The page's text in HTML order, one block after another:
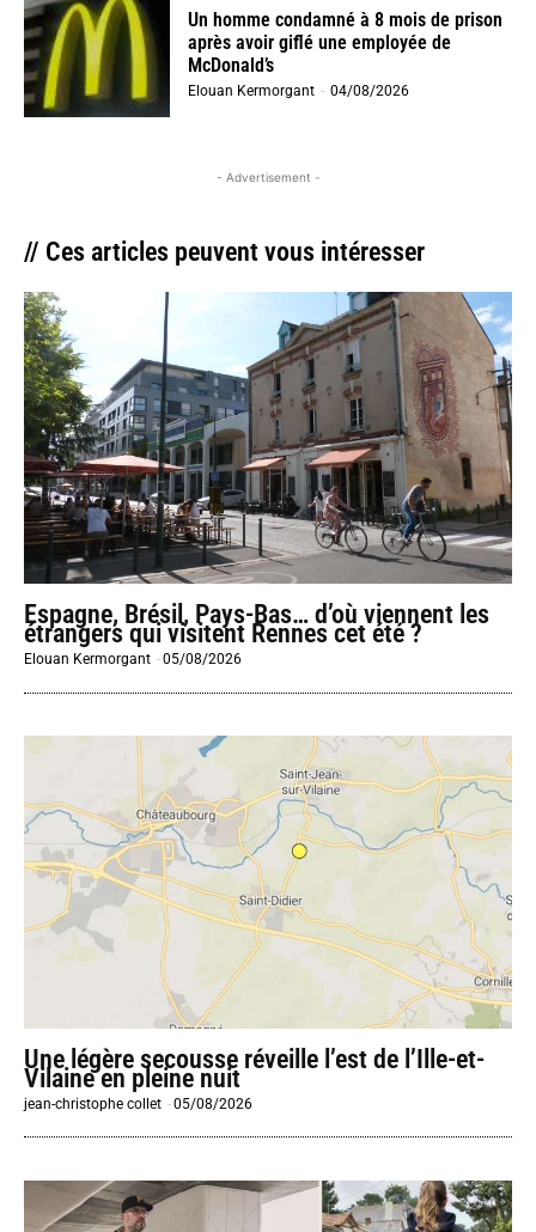
Un homme condamné à 8 mois de prison
après avoir giflé une employée de
McDonald’s
Elouan Kermorgant - 04/08/2026
- Advertisement -
// Ces articles peuvent vous intéresser
Espagne, Brésil, Pays-Bas… d’où viennent les
étrangers qui visitent Rennes cet été ?
Elouan Kermorgant -05/08/2026
Une légère secousse réveille l’est de l’Ille-et-
Vilaine en pleine nuit
jean-christophe collet -05/08/2026